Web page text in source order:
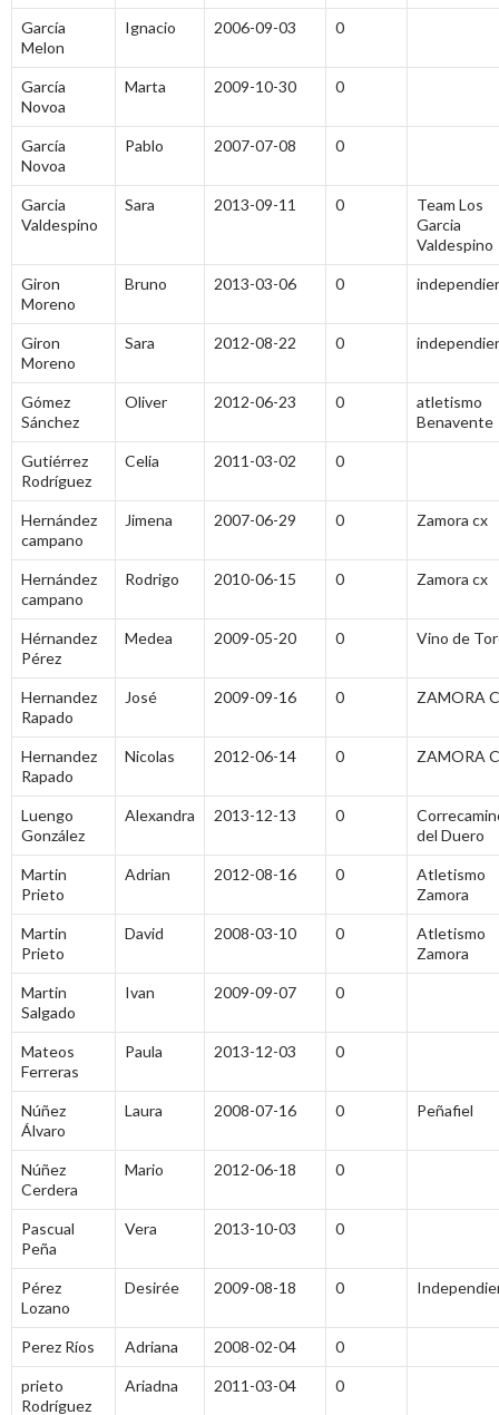
García
Melon
Ignacio 2006-09-03 0
García
Novoa
Marta 2009-10-30 0
García
Novoa
Pablo 2007-07-08 0
Garcia
Valdespino
Sara 2013-09-11 0
Team Los
Garcia
Valdespino
Giron
Moreno
Bruno 2013-03-06 0
Giron
Moreno
Sara 2012-08-22 0
Gómez
Sánchez
Oliver 2012-06-23 0
atletismo
Benavente
Gutiérrez
Rodríguez
Celia 2011-03-02 0
Hernández
campano
Jimena 2007-06-29 0 Zamora cx
Hernández
campano
Rodrigo 2010-06-15 0 Zamora cx
Hérnandez
Pérez
Medea 2009-05-20 0 Vino de
Hernandez
Rapado
José 2009-09-16 0 ZAMORA
Hernandez
Rapado
Nicolas 2012-06-14 0 ZAMORA
Luengo
González
Alexandra 2013-12-13 0
del Duero
Martin
Prieto
Adrian 2012-08-16 0
Atletismo
Zamora
Martin
Prieto
David 2008-03-10 0
Atletismo
Zamora
Martin
Salgado
Ivan 2009-09-07 0
Mateos
Ferreras
Paula 2013-12-03 0
Núñez
Álvaro
Laura 2008-07-16 0 Peñafiel
Núñez
Cerdera
Mario 2012-06-18 0
Pascual
Peña
Vera 2013-10-03 0
Pérez
Lozano
Desirée 2009-08-18 0
Perez Ríos Adriana 2008-02-04 0
prieto
Rodríguez
Ariadna 2011-03-04 0